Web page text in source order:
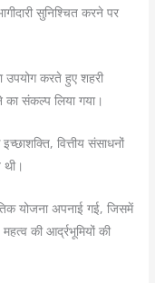
सुनिश्चित करने पर
उपयोग करते हुए शहरी
का संकल्प लिया गया।
वित्तीय संसाधनों
योजना अपनाई गई, जिसमें
की आर्द्रभूमियों की